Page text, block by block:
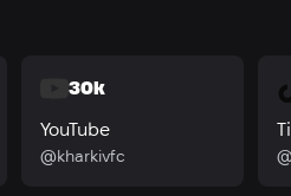
30k
YouTube
@kharkivfc